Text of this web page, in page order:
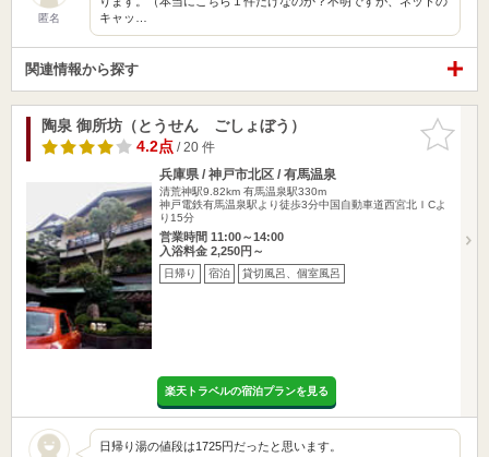
匿名
キャッ…
関連情報から探す
お気に入
りに追加
陶泉 御所坊（とうせん ごしょぼう）
4.2点/ 20 件
兵庫県 / 神戸市北区 / 有馬温泉
清荒神駅9.82km 有馬温泉駅330m
神戸電鉄有馬温泉駅より徒歩3分中国自動車道西宮北ＩCよ
り15分
営業時間 11:00～14:00
入浴料金 2,250円～
日帰り 宿泊 貸切風呂、個室風呂
楽天トラベルの宿泊プランを見る
日帰り湯の値段は1725円だったと思います。